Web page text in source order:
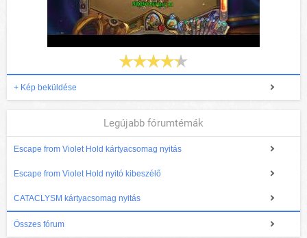
+ Kép beküldése
Legújabb fórumtémák
Escape from Violet Hold kártyacsomag nyitás
Escape from Violet Hold nyitó kibeszélő
CATACLYSM kártyacsomag nyitás
Összes fórum